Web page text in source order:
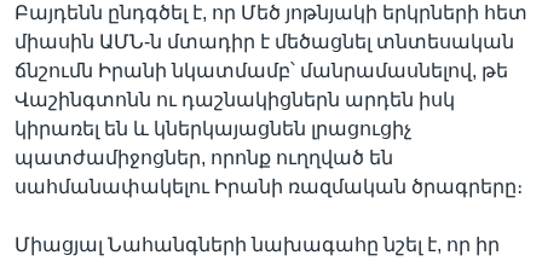
Բայդենն ընդգծել է, որ Մեծ յոթնյակի երկրների հետ
միասին ԱՄՆ-ն մտադիր է մեծացնել տնտեսական
ճնշումն Իրանի նկատմամբ՝ մանրամասնելով, թե
Վաշինգտոնն ու դաշնակիցներն արդեն իսկ
կիրառել են և կներկայացնեն լրացուցիչ
պատժամիջոցներ, որոնք ուղղված են
սահմանափակելու Իրանի ռազմական ծրագրերը։
Միացյալ Նահանգների նախագահը նշել է, որ իր